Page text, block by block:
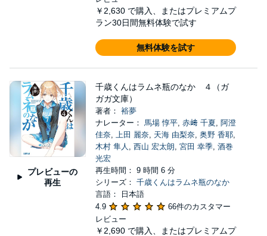
￥2,630 で購入、またはプレミアムプ
ラン30日間無料体験で試す
無料体験を試す
プレビューの
再生
千歳くんはラムネ瓶のなか ４（ガ
ガガ文庫）
著者： 裕夢
ナレーター： 馬場 惇平, 赤﨑 千夏, 阿澄
佳奈, 上田 麗奈, 天海 由梨奈, 奥野 香耶,
木村 隼人 , 西山 宏太朗, 宮田 幸季, 酒巻
光宏
再生時間： 9 時間 6 分
シリーズ： 千歳くんはラムネ瓶のなか
言語： 日本語
4.9
66件のカスタマー
レビュー
￥2,690 で購入、またはプレミアムプ